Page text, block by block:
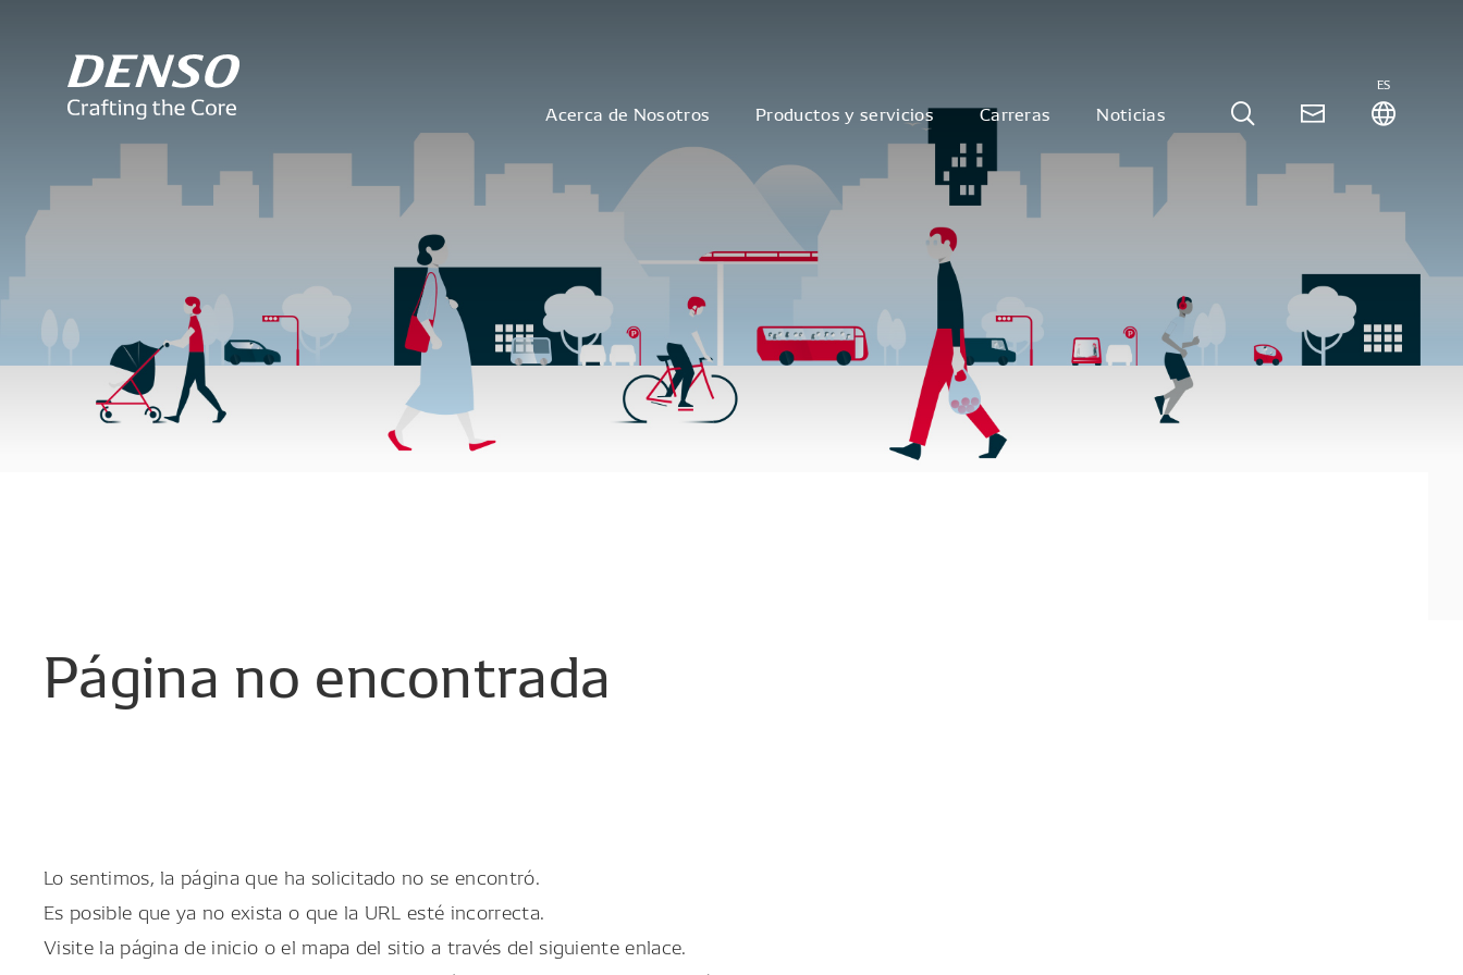
Acerca de Nosotros Productos y servicios Carreras Noticias
ES
Página no encontrada
Lo sentimos, la página que ha solicitado no se encontró.
Es posible que ya no exista o que la URL esté incorrecta.
Visite la página de inicio o el mapa del sitio a través del siguiente enlace.